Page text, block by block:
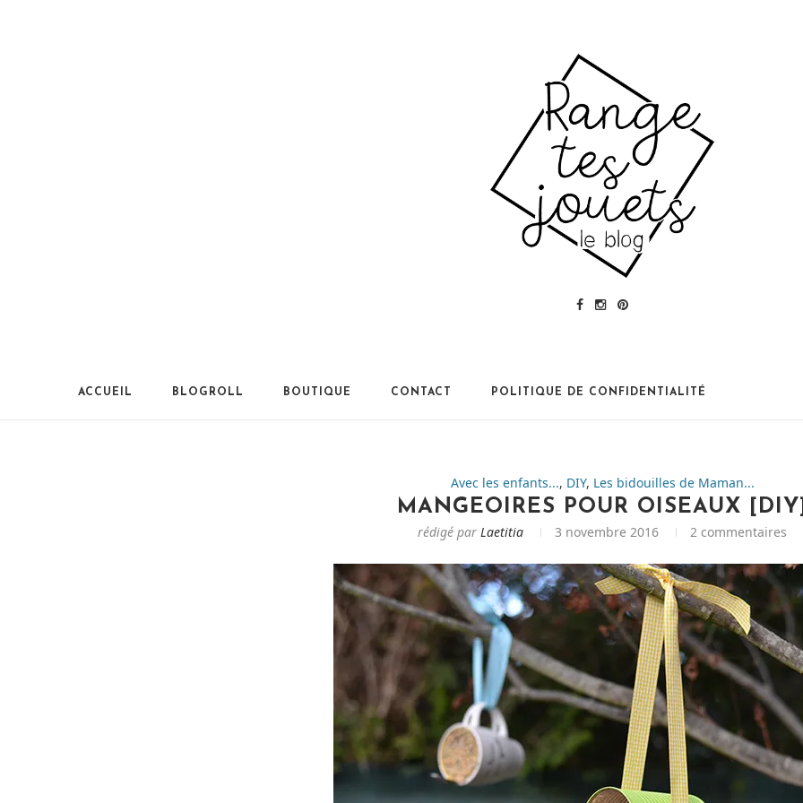
ACCUEIL BLOGROLL BOUTIQUE CONTACT POLITIQUE DE CONFIDENTIALITÉ
Avec les enfants..., DIY, Les bidouilles de Maman...
MANGEOIRES POUR OISEAUX
rédigé par Laetitia 3 novembre 2016 2 commentaires